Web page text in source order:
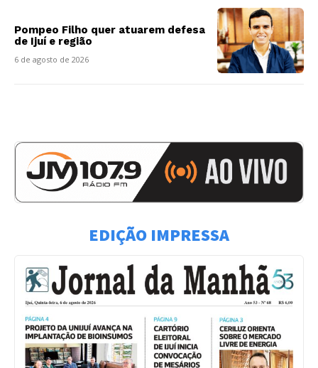
Pompeo Filho quer atuarem defesa
de Ijuí e região
6 de agosto de 2026
EDIÇÃO IMPRESSA